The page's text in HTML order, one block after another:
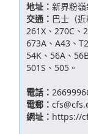
地址： 新界粉
交通： 巴士（
261X、270C、
673A、A43、
54K、56A、
501S、505。
電話：
電郵：
網址： https://